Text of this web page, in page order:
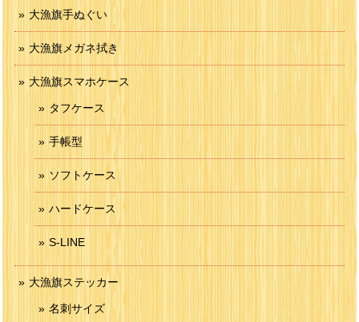
大漁旗手ぬぐい
大漁旗メガネ拭き
大漁旗スマホケース
タフケース
手帳型
ソフトケース
ハードケース
S-LINE
大漁旗ステッカー
名刺サイズ